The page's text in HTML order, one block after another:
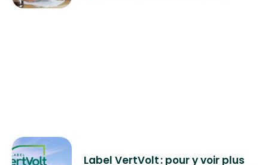
Label VertVolt : pour y voir plus